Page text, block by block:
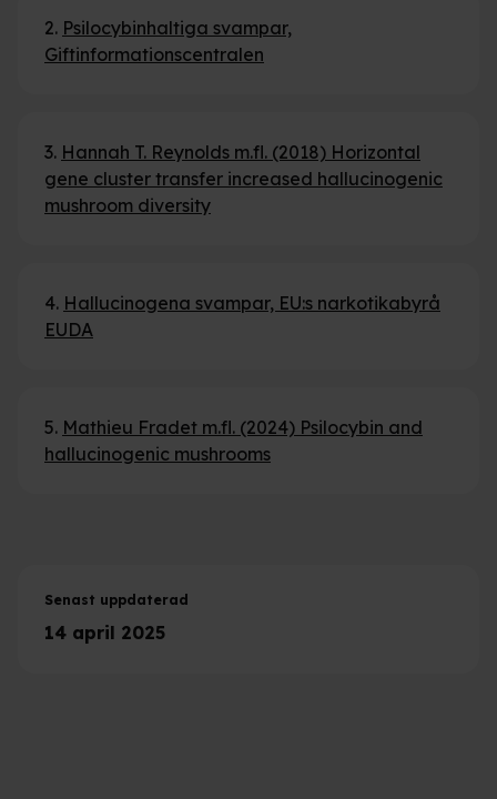
2. Psilocybinhaltiga svampar,
Giftinformationscentralen
3. Hannah T. Reynolds m.fl. (2018) Horizontal
gene cluster transfer increased hallucinogenic
mushroom diversity
4. Hallucinogena svampar, EU:s narkotikabyrå
EUDA
5. Mathieu Fradet m.fl. (2024) Psilocybin and
hallucinogenic mushrooms
Senast uppdaterad
14 april 2025